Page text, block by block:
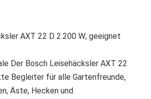
AXT 22 D 2.200 W; geeignet
Der Bosch Leisehäcksler AXT 22
Begleiter für alle Gartenfreunde,
Äste, Hecken und